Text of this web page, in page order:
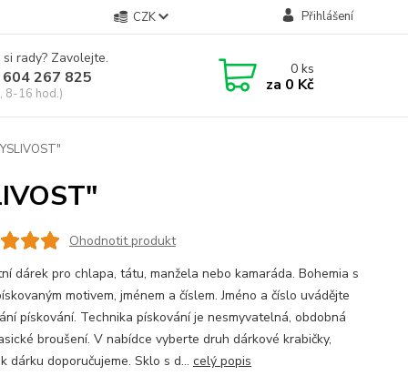
CZK Přihlášení
rady? Zavolejte.
267 825
8-16 hod.)
0ks
za 0 Kč
Ohodnotit produkt
dárek pro chlapa, tátu, manžela nebo kamaráda. Bohemia s
motivem, jménem a číslem. Jméno a číslo uvádějte
pískování. Technika pískování je nesmyvatelná, obdobná
broušení. V nabídce vyberte druh dárkové krabičky,
dárku doporučujeme. Sklo s d... celý popis